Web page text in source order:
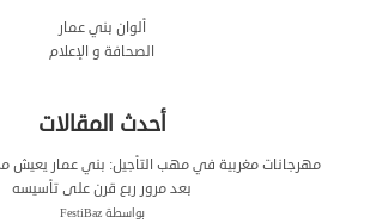
ألوان بني عمار
الصحافة و الإعلام
أحدث المقالات
مهرجانات مغربية في مهب التأجيل: بني عمار يعيش
بعد مرور ربع قرن على تأسيسه
بواسطة FestiBaz